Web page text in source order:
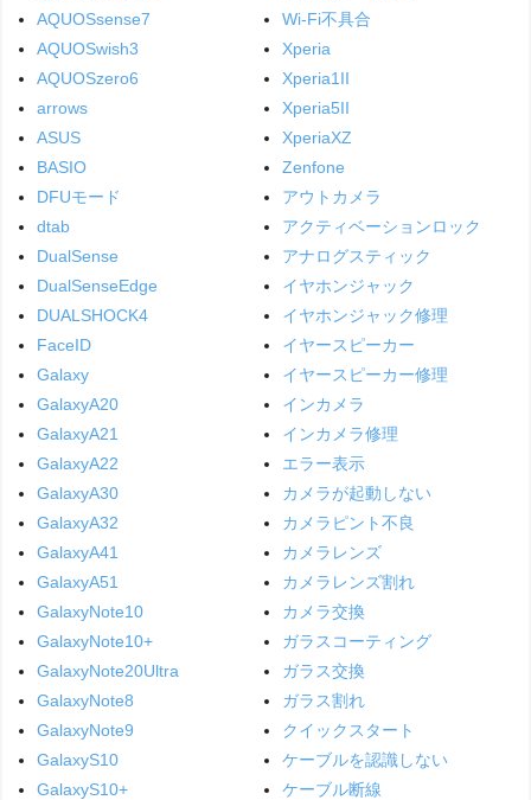
AQUOSsense7
AQUOSwish3
AQUOSzero6
arrows
ASUS
BASIO
DFUモード
dtab
DualSense
DualSenseEdge
DUALSHOCK4
FaceID
Galaxy
GalaxyA20
GalaxyA21
GalaxyA22
GalaxyA30
GalaxyA32
GalaxyA41
GalaxyA51
GalaxyNote10
GalaxyNote10+
GalaxyNote20Ultra
GalaxyNote8
GalaxyNote9
GalaxyS10
GalaxyS10+
Wi-Fi不具合
Xperia
Xperia1II
Xperia5II
XperiaXZ
Zenfone
アウトカメラ
アクティベーションロック
アナログスティック
イヤホンジャック
イヤホンジャック修理
イヤースピーカー
イヤースピーカー修理
インカメラ
インカメラ修理
エラー表示
カメラが起動しない
カメラピント不良
カメラレンズ
カメラレンズ割れ
カメラ交換
ガラスコーティング
ガラス交換
ガラス割れ
クイックスタート
ケーブルを認識しない
ケーブル断線